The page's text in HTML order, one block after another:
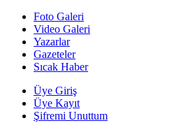
Foto Galeri
Video Galeri
Yazarlar
Gazeteler
Sıcak Haber
Üye Giriş
Üye Kayıt
Şifremi Unuttum